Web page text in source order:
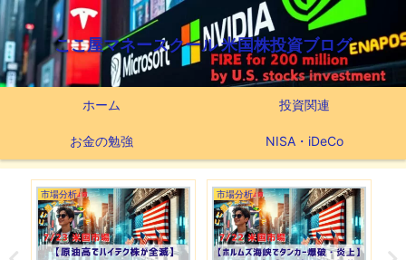
ここ屋マネースクール 米国株投資ブログ
ホーム 投資関連
お金の勉強 NISA・iDeCo
市場分析 市場分析